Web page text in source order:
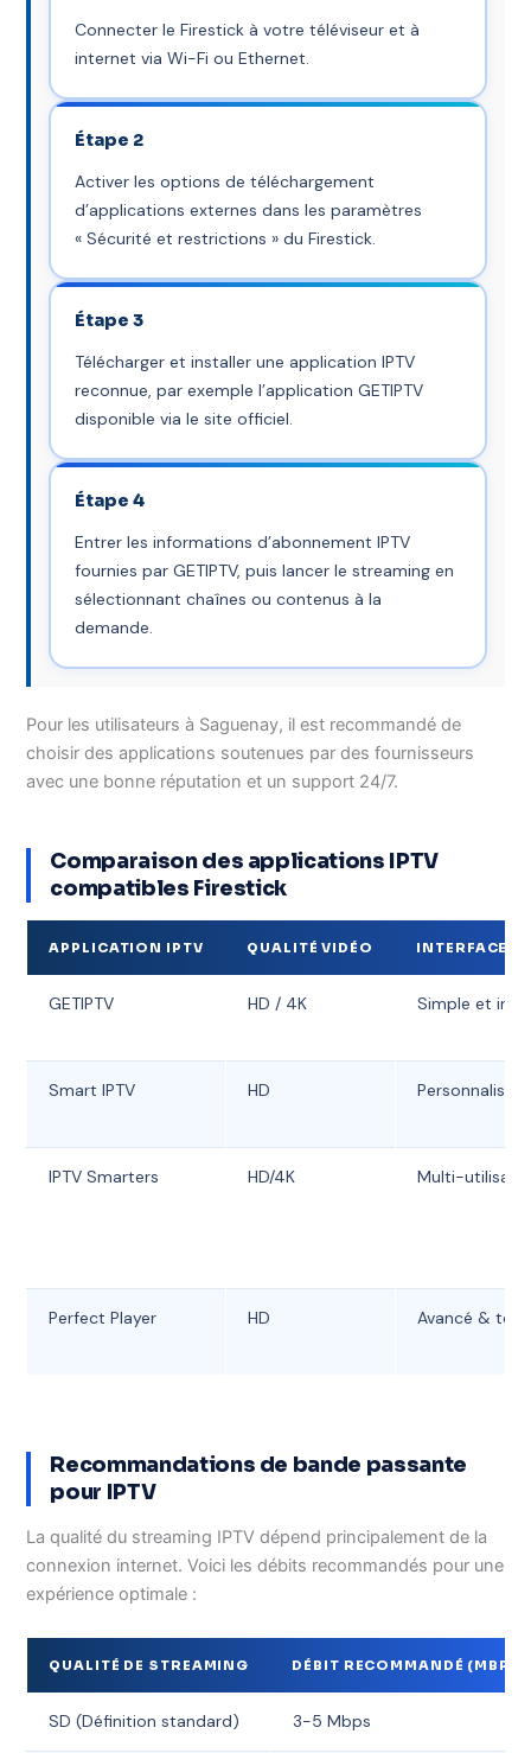
Connecter le Firestick à votre téléviseur et à
internet via Wi-Fi ou Ethernet.
Étape 2
Activer les options de téléchargement
d’applications externes dans les paramètres
« Sécurité et restrictions » du Firestick.
Étape 3
Télécharger et installer une application IPTV
reconnue, par exemple l’application GETIPTV
disponible via le site officiel.
Étape 4
Entrer les informations d’abonnement IPTV
fournies par GETIPTV, puis lancer le streaming en
sélectionnant chaînes ou contenus à la
demande.
Pour les utilisateurs à Saguenay, il est recommandé de
choisir des applications soutenues par des fournisseurs
avec une bonne réputation et un support 24/7.
Comparaison des applications IPTV
compatibles Firestick
APPLICATION IPTV QUALITÉ VIDÉO INTERFACE
GETIPTV HD / 4K Simple et
Smart IPTV HD
IPTV Smarters HD/4K Multi-
Perfect Player HD Avancé &
Recommandations de bande passante
pour IPTV
La qualité du streaming IPTV dépend principalement de la
connexion internet. Voici les débits recommandés pour une
expérience optimale :
QUALITÉ DE STREAMING DÉBIT RECOMMANDÉ (MBPS)
SD (Définition standard) 3-5 Mbps